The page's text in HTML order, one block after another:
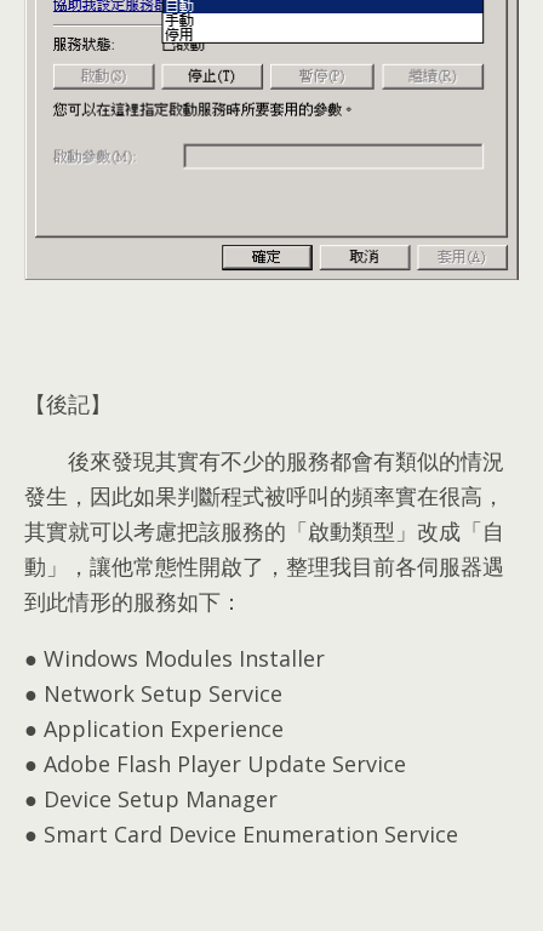
【後記】
後來發現其實有不少的服務都會有類似的情況
發生 ， 因此如果判斷程式被呼叫的頻率實在很高 ，
其實就可以考慮把該服務的「啟動類型」改成「自
動」
， 讓他常態性開啟了 ， 整理我目前各伺服器遇
到此情形的服務如下 ：
● Windows Modules Installer
● Network Setup Service
● Application Experience
● Adobe Flash Player Update Service
● Device Setup Manager
● Smart Card Device Enumeration Service